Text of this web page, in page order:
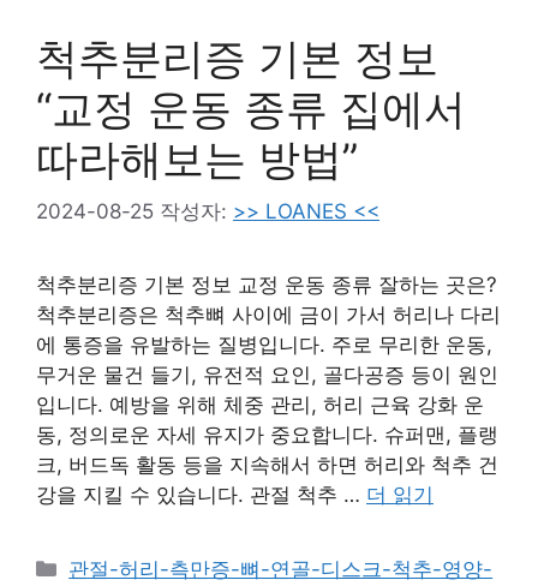
척추분리증 기본 정보
“교정 운동 종류 집에서
따라해보는 방법”
2024-08-25 작성자: >> LOANES <<
척추분리증 기본 정보 교정 운동 종류 잘하는 곳은?
척추분리증은 척추뼈 사이에 금이 가서 허리나 다리
에 통증을 유발하는 질병입니다. 주로 무리한 운동,
무거운 물건 들기, 유전적 요인, 골다공증 등이 원인
입니다. 예방을 위해 체중 관리, 허리 근육 강화 운
동, 정의로운 자세 유지가 중요합니다. 슈퍼맨, 플랭
크, 버드독 활동 등을 지속해서 하면 허리와 척추 건
강을 지킬 수 있습니다. 관절 척추 … 더 읽기
카
관절-허리-측만증-뼈-연골-디스크-척추-영양-